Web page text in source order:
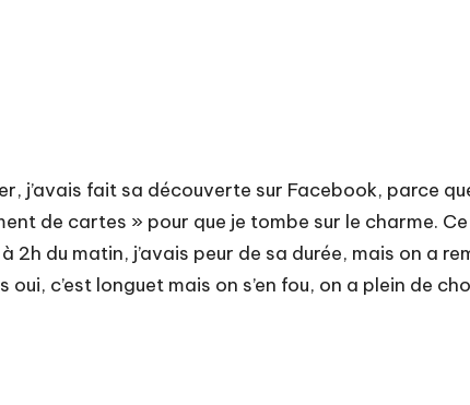
j’avais fait sa découverte sur Facebook, parce
de cartes » pour que je tombe sur le charme.
du matin, j’avais peur de sa durée, mais on a
c’est longuet mais on s’en fou, on a plein de